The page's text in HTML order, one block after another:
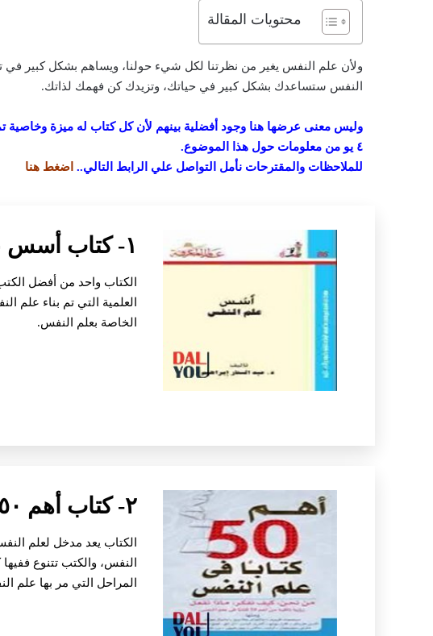
محتويات المقالة
النفس ستساعدك بشكل كبير في حياتك، وتزيدك كن فهمك لذاتك.
وليس معنى عرضها هنا وجود أفضلية بينهم لأن كل كتاب له ميزة وخاصية
٤ يو من معلومات حول هذا الموضوع.
للملاحظات والمقترحات نأمل التواصل علي الرابط التالي.. اضغط هنا
١- كتاب أسس علم النفس
الكتاب واحد من أفضل
العلمية التي تم بناء علم
الخاصة بعلم النفس.
٢- كتاب أهم ٥٠ كتاب في علم النفس
الكتاب يعد مدخل لعلم
النفس، والكتب تتنوع
المراحل التي مر بها علم